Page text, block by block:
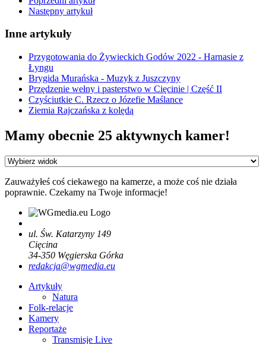
Następny artykuł
Inne artykuły
Przygotowania do Żywieckich Godów 2022 - Harnasie z
Łyngu
Brygida Murańska - Muzyk z Juszczyny
Przędzenie wełny i pasterstwo w Cięcinie | Część II
Czyściutkie C. Rzecz o Józefie Maślance
Ziemia Rajczańska z kolędą
Mamy obecnie 25 aktywnych kamer!
Zauważyłeś coś ciekawego na kamerze, a może coś nie działa
poprawnie. Czekamy na Twoje informacje!
ul. Św. Katarzyny 149
Cięcina
34-350 Węgierska Górka
redakcja@wgmedia.eu
Artykuły
Natura
Folk-relacje
Kamery
Reportaże
Transmisje Live